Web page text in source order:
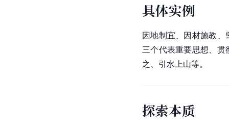
具体实例
因地制宜、因材施教、
三个代表重要思想、贯
之、引水上山等。
探索本质